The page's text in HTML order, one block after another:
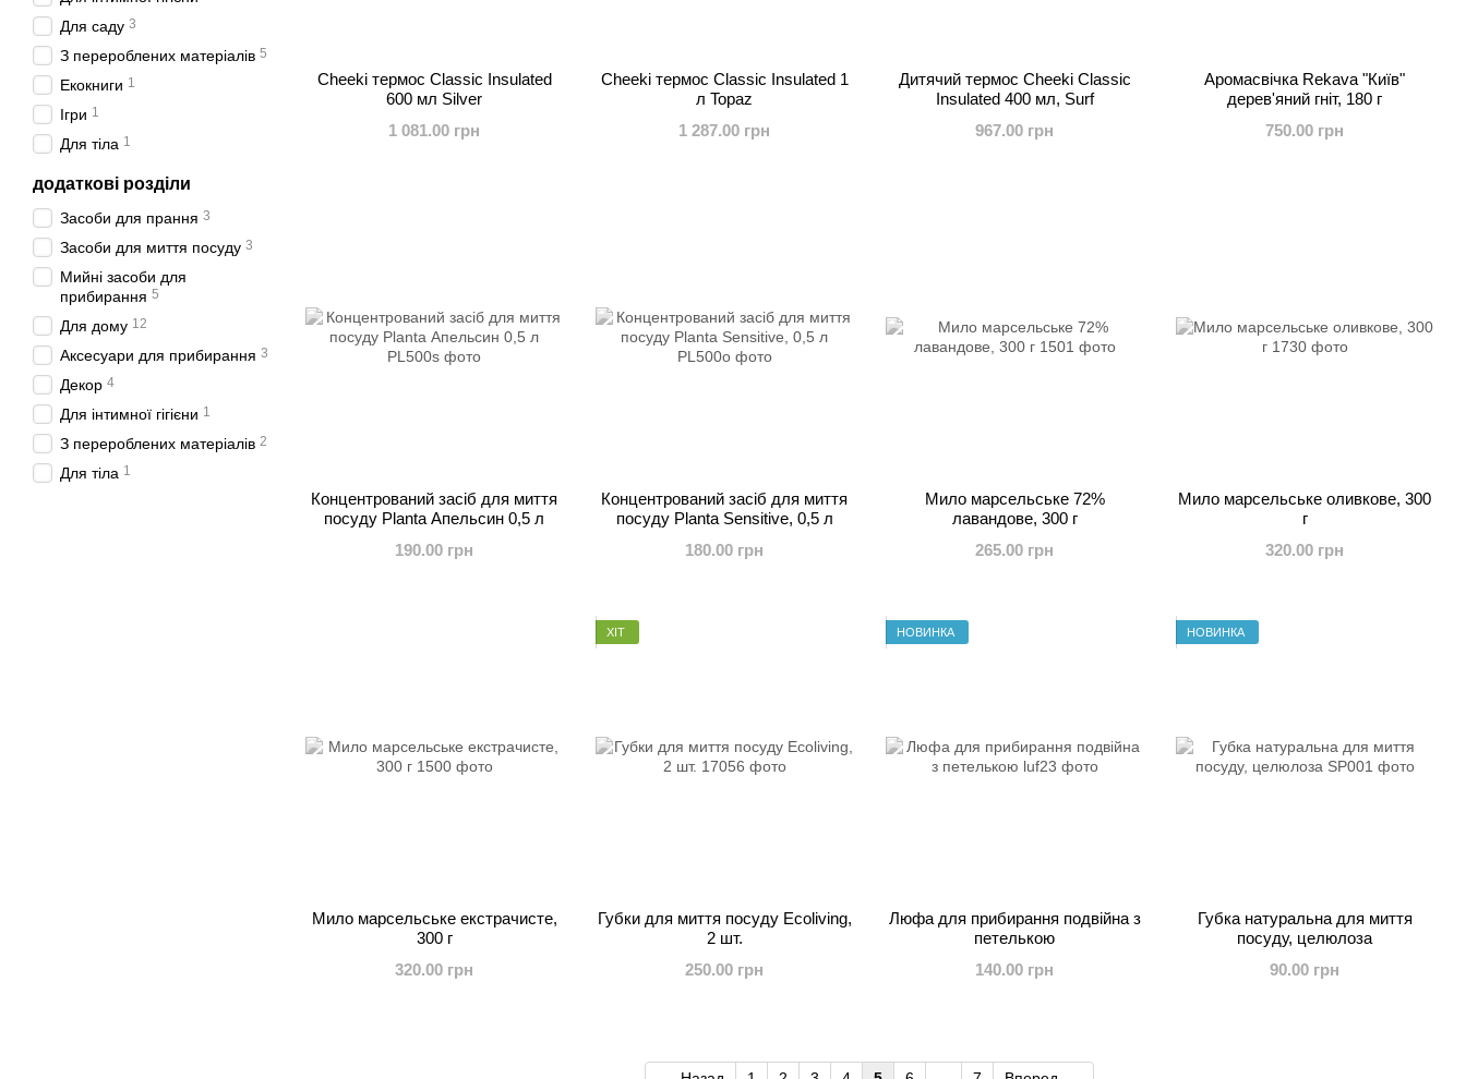
Cheeki термос Classic Insulated
600 мл Silver
1 081.00 грн
Cheeki термос Classic Insulated 1
л Topaz
1 287.00 грн
Дитячий термос Cheeki Classic
Insulated 400 мл, Surf
967.00 грн
Аромасвічка Rekava "Київ"
дерев'яний гніт, 180 г
750.00 грн
Концентрований засіб для миття
посуду Planta Апельсин 0,5 л
190.00 грн
Концентрований засіб для миття
посуду Planta Sensitive, 0,5 л
180.00 грн
Мило марсельське 72%
лавандове, 300 г
265.00 грн
Мило марсельське оливкове, 300
г
320.00 грн
Мило марсельське екстрачисте,
300 г
320.00 грн
ХІТ
Губки для миття посуду Ecoliving,
2 шт.
250.00 грн
НОВИНКА
Люфа для прибирання подвійна з
петелькою
140.00 грн
НОВИНКА
Губка натуральна для миття
посуду, целюлоза
90.00 грн
Для саду 3
З перероблених матеріалів 5
Екокниги 1
Ігри 1
Для тіла 1
додаткові розділи
Засоби для прання 3
Засоби для миття посуду 3
Мийні засоби для
прибирання 5
Для дому 12
Аксесуари для прибирання 3
Декор 4
Для інтимної гігієни 1
З перероблених матеріалів 2
Для тіла 1